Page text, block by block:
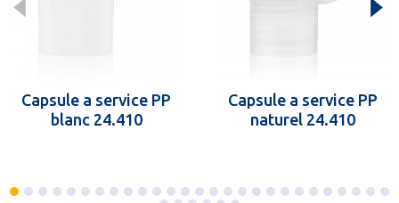
Capsule a service PP
blanc 24.410
Capsule a service PP
naturel 24.410